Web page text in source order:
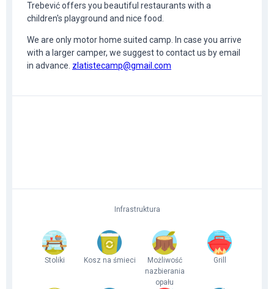
Trebević offers you beautiful restaurants with a
children's playground and nice food.
We are only motor home suited camp. In case you arrive
with a larger camper, we suggest to contact us by email
in advance. zlatistecamp@gmail.com
Infrastruktura
Stoliki Kosz na śmieci
Możliwość
nazbierania
opału
Grill